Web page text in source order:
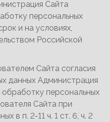
Сайта
персональных
и на условиях,
Российской
Сайта согласия
данных Администрация
персональных
Сайта при
в п. 2-11 ч. 1 ст. 6, ч. 2